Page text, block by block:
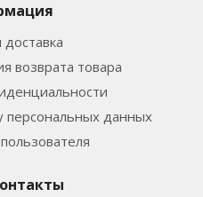
возврата товара
персональных данных